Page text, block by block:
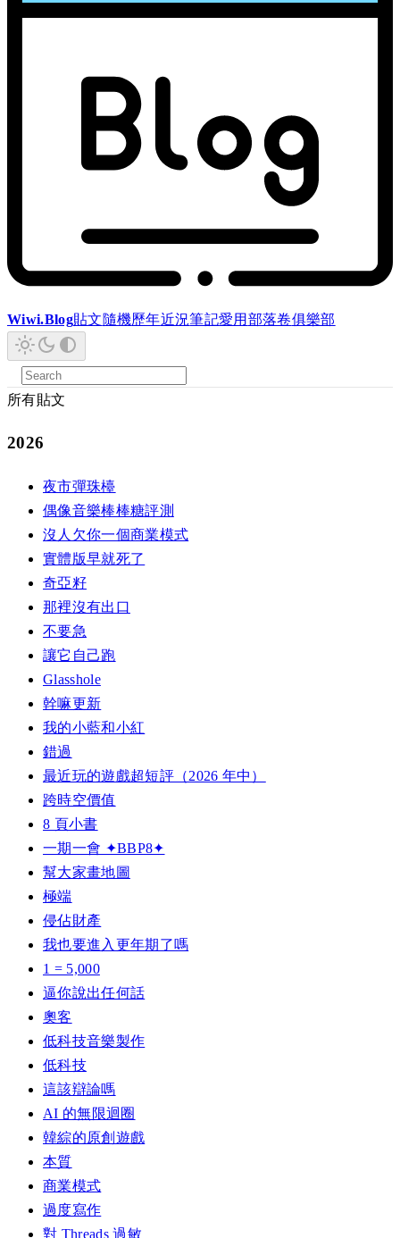
Wiwi.Blog貼文隨機歷年近況筆記愛用 部落卷俱樂部
所有貼文
2026
夜市彈珠檯
偶像音樂棒棒糖評測
沒人欠你一個商業模式
實體版早就死了
奇亞籽
那裡沒有出口
不要急
讓它自己跑
Glasshole
幹嘛更新
我的小藍和小紅
錯過
最近玩的遊戲超短評（2026 年中）
跨時空價值
8 頁小書
一期一會 ✦BBP8✦
幫大家畫地圖
極端
侵佔財產
我也要進入更年期了嗎
1 = 5,000
逼你說出任何話
奧客
低科技音樂製作
低科技
這該辯論嗎
AI 的無限迴圈
韓綜的原創遊戲
本質
商業模式
過度寫作
對 Threads 過敏